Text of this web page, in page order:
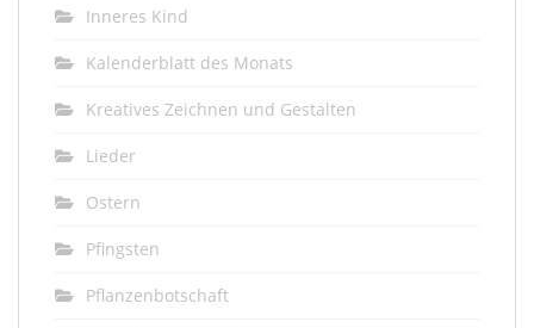
Inneres Kind
Kalenderblatt des Monats
Kreatives Zeichnen und Gestalten
Lieder
Ostern
Pfingsten
Pflanzenbotschaft